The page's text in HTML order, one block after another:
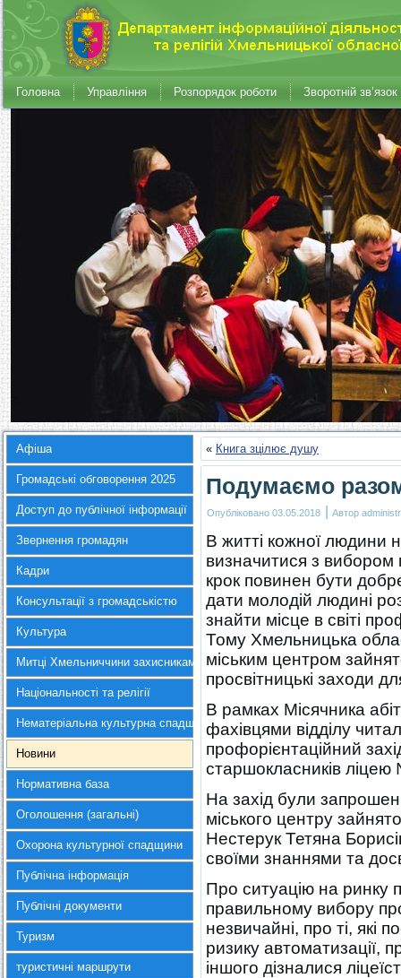
Головна Управління Розпорядок роботи Зворотній зв’язок
Афіша
Громадські обговорення 2025
Доступ до публічної інформації
Звернення громадян
Кадри
Консультації з громадськістю
Культура
Митці Хмельниччини захисникам України
Національності та релігії
Нематеріальна культурна спадщина
Новини
Нормативна база
Оголошення (загальні)
Охорона культурної спадщини
Публічна інформація
Публічні документи
Туризм
туристичні маршрути
« Книга зцілює душу
Подумаємо
Опубліковано 03.05.2018 | Автор
В житті кожної людини
визначитися з
крок повинен бути
дати молодій людині
знайти місце в світі
Тому Хмельницька
міським центром
просвітницькі заходи
В рамках Місячника
фахівцями відділу
профорієнтаційний
старшокласників
На захід були
міського центру
Нестерук Тетяна
своїми знаннями та
Про ситуацію на ринку
правильному вибору
незвичайні, про ті, які
ризику автоматизації,
іншого дізналися